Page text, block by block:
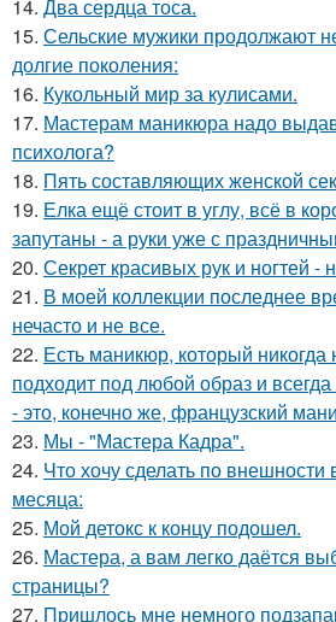
14. Два сердца тоса.
15. Сельские мужики продолжают
долгие поколения:
16. Кукольный мир за кулисами.
17. Мастерам маникюра надо
психолога?
18. Пять составляющих женской
19. Елка ещё стоит в углу, всё в
запутаны - а руки уже с
20. Секрет красивых рук и ногтей -
21. В моей коллекции последнее
нечасто и не все.
22. Есть маникюр, который
подходит под любой образ и
- это, конечно же, французский
23. Мы - "Мастера Кадра".
24. Что хочу сделать по
месяца:
25. Мой детокс к концу подошел.
26. Мастера, а вам легко даётся
страницы?
27. Пришлось мне немного